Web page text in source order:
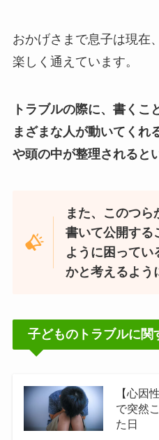
おかげさまで息子は現在
楽しく通えています。
トラブルの際に、書くこ
まざまな人が動いてくれ
や頭の中が整理されると
また、このつら
書いて公開する
ように困ってい
かと考えるよう
子どものトラブルに関
【心因
で突然
た日